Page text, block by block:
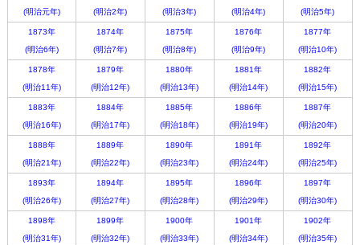
(明治元年)
(明治2年)
(明治3年)
(明治4年)
(明治5年)
1873年
(明治6年)
1874年
(明治7年)
1875年
(明治8年)
1876年
(明治9年)
1877年
(明治10年)
1878年
(明治11年)
1879年
(明治12年)
1880年
(明治13年)
1881年
(明治14年)
1882年
(明治15年)
1883年
(明治16年)
1884年
(明治17年)
1885年
(明治18年)
1886年
(明治19年)
1887年
(明治20年)
1888年
(明治21年)
1889年
(明治22年)
1890年
(明治23年)
1891年
(明治24年)
1892年
(明治25年)
1893年
(明治26年)
1894年
(明治27年)
1895年
(明治28年)
1896年
(明治29年)
1897年
(明治30年)
1898年
(明治31年)
1899年
(明治32年)
1900年
(明治33年)
1901年
(明治34年)
1902年
(明治35年)